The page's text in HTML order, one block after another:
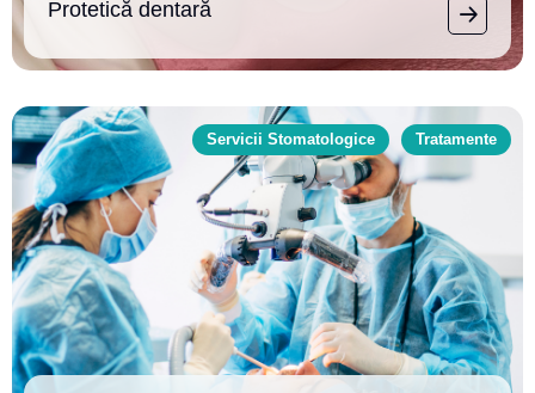
Protetică dentară
Servicii Stomatologice Tratamente